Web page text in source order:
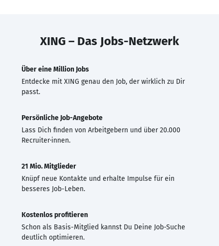
XING – Das Jobs-Netzwerk
Über eine Million Jobs
Entdecke mit XING genau den Job, der wirklich zu Dir
passt.
Persönliche Job-Angebote
Lass Dich finden von Arbeitgebern und über 20.000
Recruiter·innen.
21 Mio. Mitglieder
Knüpf neue Kontakte und erhalte Impulse für ein
besseres Job-Leben.
Kostenlos profitieren
Schon als Basis-Mitglied kannst Du Deine Job-Suche
deutlich optimieren.